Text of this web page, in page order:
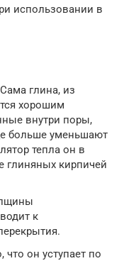
использовании в
глина, из
хорошим
внутри поры,
больше уменьшают
тепла он в
глиняных кирпичей
к
он уступает по